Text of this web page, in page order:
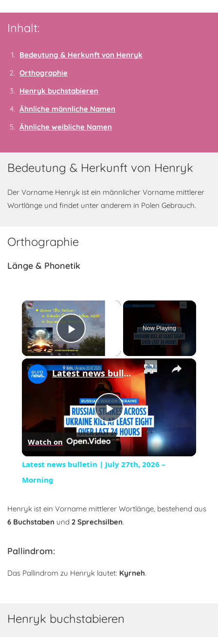
Inhalt:
Bedeutung & Herkunft von Henryk
Orthographie
Henryk buchstabieren
Ähnliche männliche Namen
Ähnliche weibliche Namen
Bedeutung & Herkunft von Henryk
Der Vorname Henryk ist ein männlicher Vorname mittlerer
Wortlänge und findet unter anderem in Polen Gebrauch.
Orthographie
Länge & Phonetik
×
Play Video
Now Playing
×
Play
Video
Latest news bulletin | July 27th, 2026 – Morning
Watch on
Latest news bulletin | July 27th, 2026 –
Morning
Henryk ist ein Vorname mittlerer Wortlänge, bestehend aus
6 Buchstaben und 2 Sprechsilben.
Pallindrom:
Das Pallindrom zu Henryk lautet: Kyrneh.
Henryk buchstabieren